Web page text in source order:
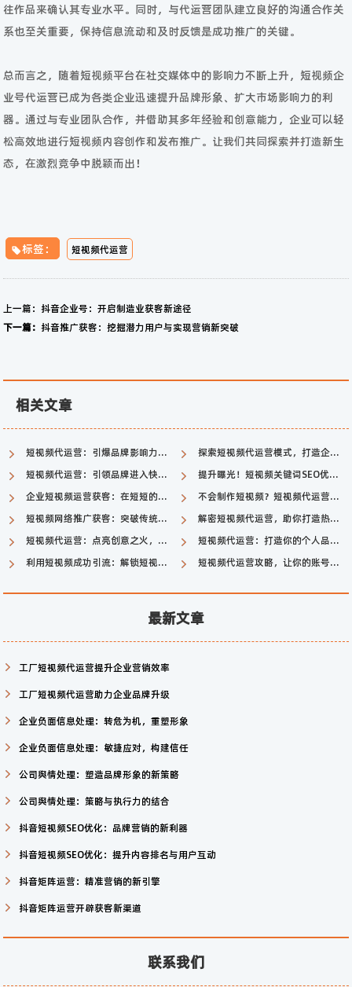
往作品来确认其专业水平。同时，与代运营团队建立良好的沟通合作关
系也至关重要，保持信息流动和及时反馈是成功推广的关键。
总而言之，随着短视频平台在社交媒体中的影响力不断上升，短视频企
业号代运营已成为各类企业迅速提升品牌形象、扩大市场影响力的利
器。通过与专业团队合作，并借助其多年经验和创意能力，企业可以轻
松高效地进行短视频内容创作和发布推广。让我们共同探索并打造新生
态，在激烈竞争中脱颖而出！
标签： 短视频代运营
上一篇：抖音企业号：开启制造业获客新途径
下一篇：抖音推广获客：挖掘潜力用户与实现营销新突破
相关文章
短视频代运营：引爆品牌影响力的利器
探索短视频代运营模式，打造企业号新生态
短视频代运营：引领品牌进入快速传播时代
提升曝光！短视频关键词SEO优化助您走上热门
企业短视频运营获客：在短短的视频中吸引潜在客户
不会制作短视频？短视频代运营一键搞定！
短视频网络推广获客：突破传统，开启新媒体营销时代
解密短视频代运营，助你打造热门内容！
短视频代运营：点亮创意之火，引爆品牌曝光
短视频代运营：打造你的个人品牌和社交影响力
利用短视频成功引流：解锁短视频平台的引流秘籍
短视频代运营攻略，让你的账号火起来！
最新文章
工厂短视频代运营提升企业营销效率
工厂短视频代运营助力企业品牌升级
企业负面信息处理：转危为机，重塑形象
企业负面信息处理：敏捷应对，构建信任
公司舆情处理：塑造品牌形象的新策略
公司舆情处理：策略与执行力的结合
抖音短视频SEO优化：品牌营销的新利器
抖音短视频SEO优化：提升内容排名与用户互动
抖音矩阵运营：精准营销的新引擎
抖音矩阵运营开辟获客新渠道
联系我们